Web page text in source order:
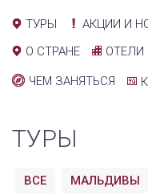
ТУРЫ АКЦИИ И
О СТРАНЕ
ОТЕЛИ
ЧЕМ ЗАНЯТЬСЯ
ТУРЫ
ВСЕ МАЛЬДИВЫ